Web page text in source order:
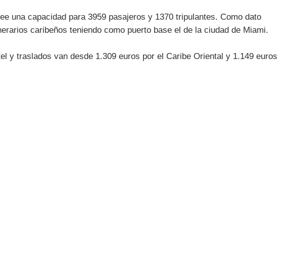
una capacidad para 3959 pasajeros y 1370 tripulantes. Como dato
caribeños teniendo como puerto base el de la ciudad de Miami.
y traslados van desde 1.309 euros por el Caribe Oriental y 1.149 euros